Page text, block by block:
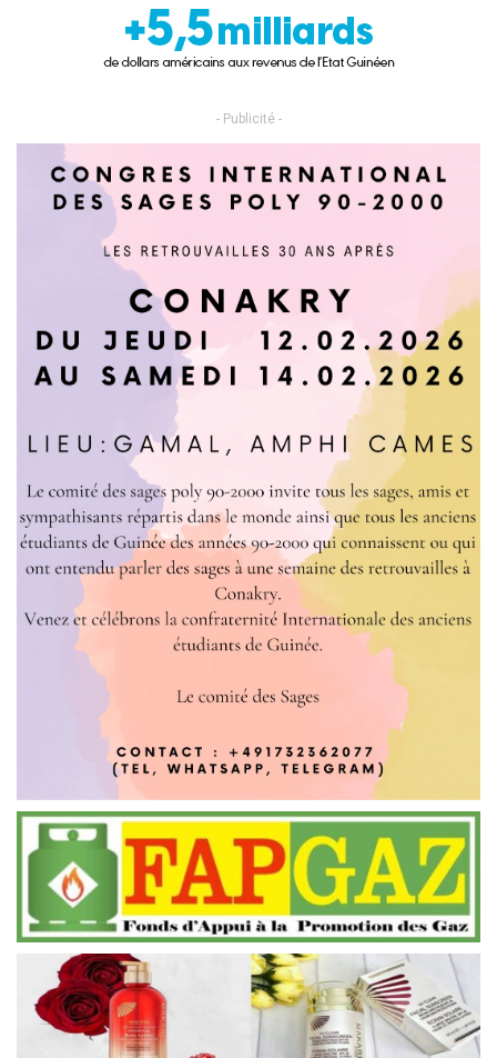
- Publicité -